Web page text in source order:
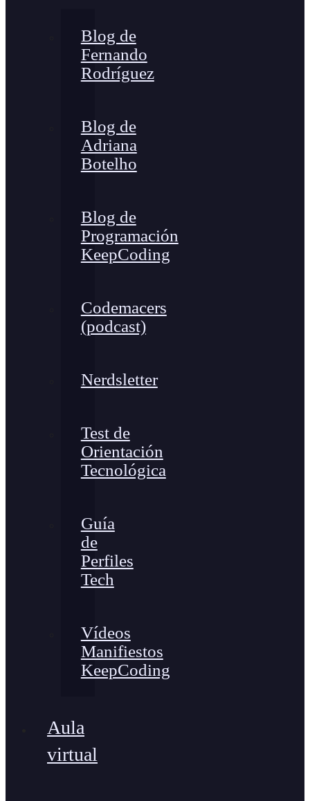
Blog de
Fernando
Rodríguez
Blog de
Adriana
Botelho
Blog de
Programación
KeepCoding
Codemacers
(podcast)
Nerdsletter
Test de
Orientación
Tecnológica
Guía
de
Perfiles
Tech
Vídeos
Manifiestos
KeepCoding
Aula
virtual